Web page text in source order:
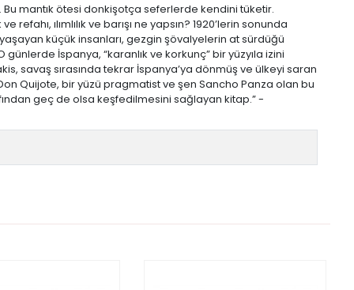
Bu mantık ötesi donkişotça seferlerde kendini tüketir.
ılımlılık ve barışı ne yapsın? 1920’lerin sonunda
küçük insanları, gezgin şövalyelerin at sürdüğü
İspanya, “karanlık ve korkunç” bir yüzyıla izini
savaş sırasında tekrar İspanya’ya dönmüş ve ülkeyi saran
Quijote, bir yüzü pragmatist ve şen Sancho Panza olan bu
geç de olsa keşfedilmesini sağlayan kitap.” -